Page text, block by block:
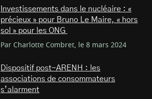
Investissements dans le nucléaire : «
précieux » pour Bruno Le Maire, « hors
sol » pour les ONG
Par Charlotte Combret, le 8 mars 2024
Dispositif post-ARENH : les
associations de consommateurs
s’alarment